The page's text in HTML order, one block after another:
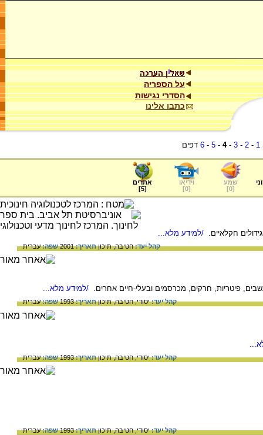
על הספריה
הסדרי נגישות
כתבו אלינו
1
-
2
-
3
-
4
-
5
-
6 דפים
שמע
[
0
]
וידיאו
[
0
]
אתרים
[
5
]
חקלאיים. /למידע מלא...
קהל יעד:חטיבה,תיכוןתאריך:2001 שפה:עברית
פיטריות, חרקים, מכרסמים ובעלי-חיים אחרים. /למידע מלא...
קהל יעד:יסודי,חטיבה,תיכוןתאריך:1993 שפה:עברית
קהל יעד:יסודי,חטיבה,תיכוןתאריך:1993 שפה:עברית
קהל יעד:יסודי,חטיבה,תיכוןתאריך:1993 שפה:עברית